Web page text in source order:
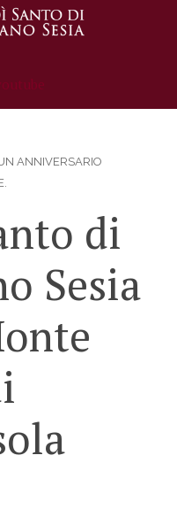
ANNIVERSARIO
di
Sesia